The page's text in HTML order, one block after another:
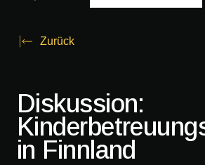
Zurück
Diskussion:
in Finnland